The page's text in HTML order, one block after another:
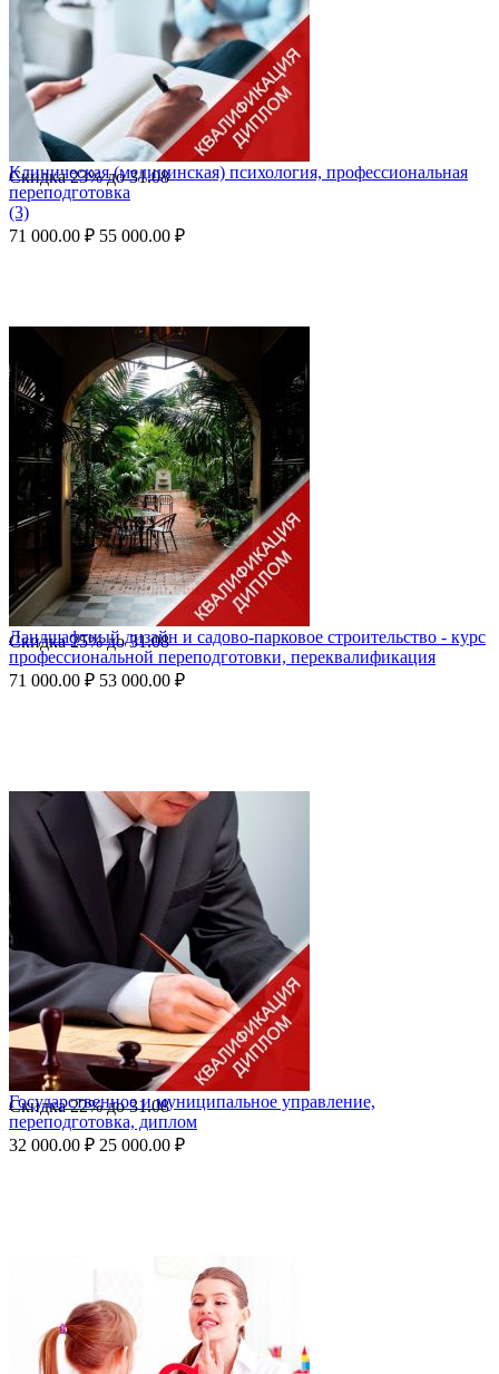
Скидка23%до31.08
Клиническая (медицинская) психология, профессиональная
переподготовка
(3)
71 000.00 ₽ 55 000.00 ₽
Скидка25%до31.08
Ландшафтный дизайн и садово-парковое строительство - курс
профессиональной переподготовки, переквалификация
71 000.00 ₽ 53 000.00 ₽
Скидка22%до31.08
Государственное и муниципальное управление,
переподготовка, диплом
32 000.00 ₽ 25 000.00 ₽